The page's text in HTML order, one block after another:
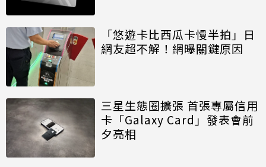
「悠遊卡比西瓜卡慢半拍」日
網友超不解！網曝關鍵原因
三星生態圈擴張 首張專屬信用
卡「Galaxy Card」發表會前
夕亮相